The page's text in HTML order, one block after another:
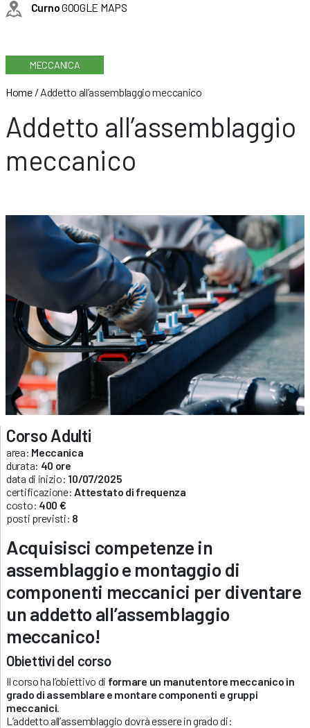
CurnoGOOGLE MAPS
MECCANICA
Home/ Addetto all’assemblaggio meccanico
Addetto all’assemblaggio
meccanico
Corso Adulti
area: Meccanica
durata: 40 ore
data di inizio: 10/07/2025
certificazione: Attestato di frequenza
costo: 400 €
posti previsti: 8
Acquisisci competenze in
assemblaggio e montaggio di
componenti meccanici per diventare
un addetto all’assemblaggio
meccanico!
Obiettivi del corso
Il corso ha l’obiettivo di formare un manutentore meccanico in
grado di assemblare e montare componenti e gruppi
meccanici
L’addetto all’assemblaggio dovrà essere in grado di: